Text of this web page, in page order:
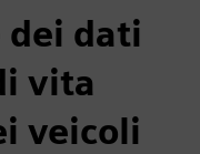
dei dati
vita
veicoli